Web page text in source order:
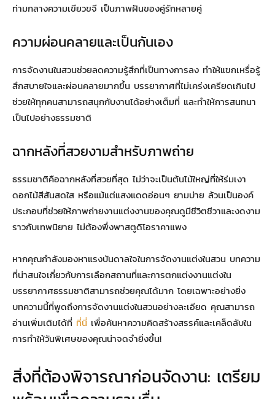
ท่ามกลางความเขียวขจี เป็นภาพฝันของคู่รักหลายคู่
ความผ่อนคลายและเป็นกันเอง
การจัดงานในสวนช่วยลดความรู้สึกที่เป็นทางการลง ทำให้แขกเหรื่อรู้
สึกสบายใจและผ่อนคลายมากขึ้น บรรยากาศที่ไม่เคร่งเครียดเกินไป
ช่วยให้ทุกคนสามารถสนุกกับงานได้อย่างเต็มที่ และทำให้การสนทนา
เป็นไปอย่างธรรมชาติ
ฉากหลังที่สวยงามสำหรับภาพถ่าย
ธรรมชาติคือฉากหลังที่สวยที่สุด ไม่ว่าจะเป็นต้นไม้ใหญ่ที่ให้ร่มเงา
ดอกไม้สีสันสดใส หรือแม้แต่แสงแดดอ่อนๆ ยามบ่าย ล้วนเป็นองค์
ประกอบที่ช่วยให้ภาพถ่ายงานแต่งงานของคุณดูมีชีวิตชีวาและงดงาม
ราวกับเทพนิยาย ไม่ต้องพึ่งพาสตูดิโอราคาแพง
หากคุณกำลังมองหาแรงบันดาลใจในการจัดงานแต่งในสวน บทความ
ที่น่าสนใจเกี่ยวกับการเลือกสถานที่และการตกแต่งงานแต่งใน
บรรยากาศธรรมชาติสามารถช่วยคุณได้มาก โดยเฉพาะอย่างยิ่ง
บทความนี้ที่พูดถึงการจัดงานแต่งในสวนอย่างละเอียด คุณสามารถ
อ่านเพิ่มเติมได้ที่ ที่นี่ เพื่อค้นหาความคิดสร้างสรรค์และเคล็ดลับใน
การทำให้วันพิเศษของคุณน่าจดจำยิ่งขึ้น!
สิ่งที่ต้องพิจารณาก่อนจัดงาน: เตรียม